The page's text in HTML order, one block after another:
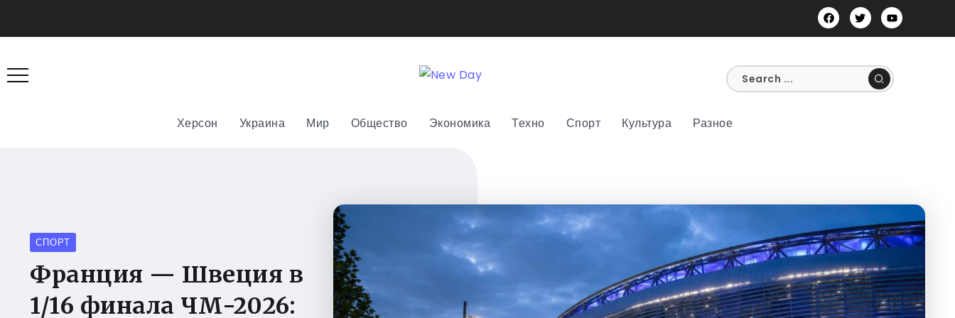
Херсон Украина Мир Общество Экономика Техно Спорт Культура Разное
СПОРТ
Франция — Швеция в
1/16 финала ЧМ-2026: